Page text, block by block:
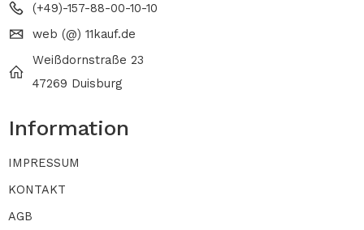
(+49)-157-88-00-10-10
web (@) 11kauf.de
Weißdornstraße 23
47269 Duisburg
Information
IMPRESSUM
KONTAKT
AGB